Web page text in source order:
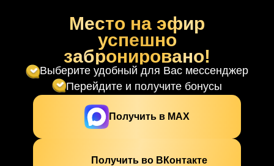
Место на эфир
успешно
забронировано!
Выберите удобный для Вас мессенджер
Перейдите и получите бонусы
Получить в МАХ
Получить во ВКонтакте